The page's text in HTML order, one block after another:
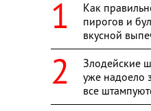
Как
пирогов и
вкусной
Злодейские
уже надоело
все